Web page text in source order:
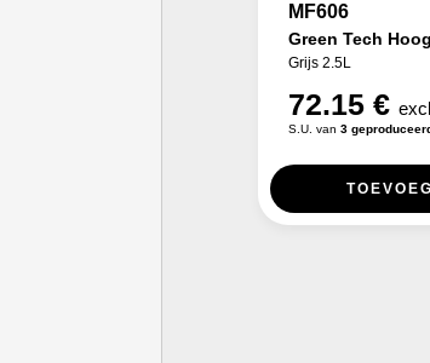
MF606
Green Tech
Grijs 2.5L
72.15 €
S.U. van 3